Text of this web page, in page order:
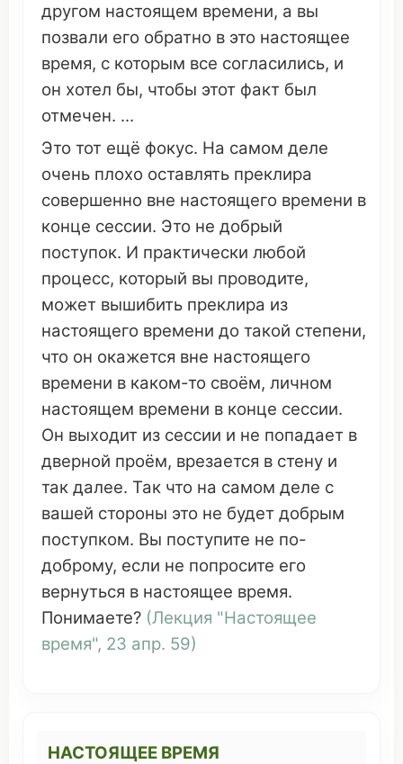
другом настоящем времени, а вы
позвали его обратно в это настоящее
время, с которым все согласились, и
он хотел бы, чтобы этот факт был
отмечен. ...
Это тот ещё фокус. На самом деле
очень плохо оставлять преклира
совершенно вне настоящего времени в
конце сессии. Это не добрый
поступок. И практически любой
процесс, который вы проводите,
может вышибить преклира из
настоящего времени до такой степени,
что он окажется вне настоящего
времени в каком-то своём, личном
настоящем времени в конце сессии.
Он выходит из сессии и не попадает в
дверной проём, врезается в стену и
так далее. Так что на самом деле с
вашей стороны это не будет добрым
поступком. Вы поступите не по-
доброму, если не попросите его
вернуться в настоящее время.
Понимаете? (Лекция "Настоящее
время", 23 апр. 59)
НАСТОЯЩЕЕ ВРЕМЯ